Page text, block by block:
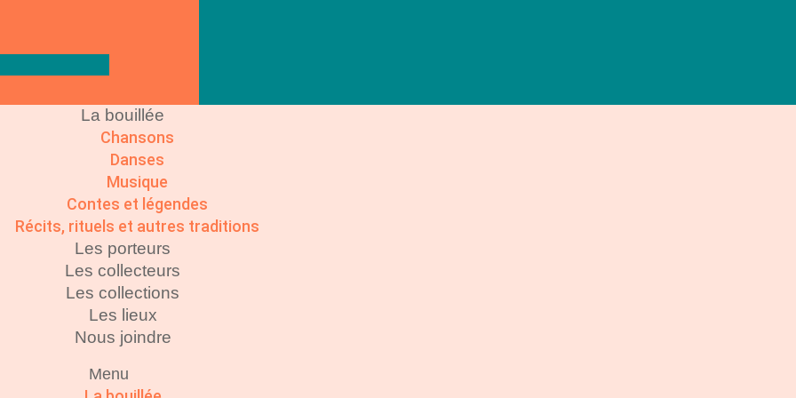
La bouillée
Chansons
Danses
Musique
Contes et légendes
Récits, rituels et autres traditions
Les porteurs
Les collecteurs
Les collections
Les lieux
Nous joindre
Menu